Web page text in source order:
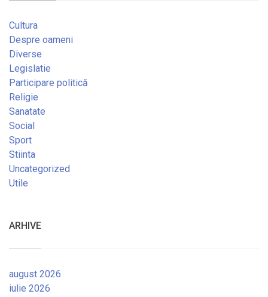
Cultura
Despre oameni
Diverse
Legislatie
Participare politică
Religie
Sanatate
Social
Sport
Stiinta
Uncategorized
Utile
ARHIVE
august 2026
iulie 2026